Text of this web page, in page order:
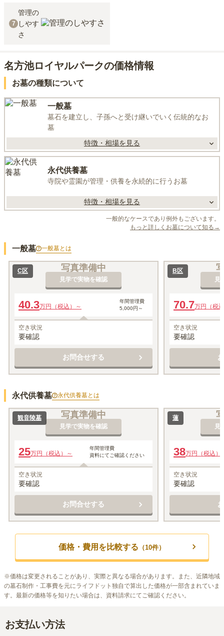
7
管理の
しやす
さ
名方池ロイヤルパークの価格情報
お墓の種類について
一般墓
墓石を建立し、子孫へと受け継いでいく伝統的なお
墓
特徴・相場を見る
永代供養墓
寺院や霊園が管理・供養を永続的に行うお墓
特徴・相場を見る
一般的なケースであり例外もございます。
もっと詳しくお墓について知る→
一般墓 一般墓とは
写真準備中
見学で実物を確認
C区
40.3万円（税込）～
年間管理費
5,000円～
空き状況
要確認
お問合せする
見
B区
70.7万円（税
空き状況
要確認
永代供養墓 永代供養墓とは
写真準備中
見学で実物を確認
観音陵墓
25万円（税込）～
年間管理費
資料にてご確認ください
空き状況
要確認
お問合せする
見
蓮
38万円（税込）
空き状況
要確認
価格・費用を比較する （10件）
※価格は変更されることがあり、実際と異なる場合があります。また、近隣地域
の墓石制作・工事費を元にライフドット独自で算出した価格が一部含まれていま
す。最新の価格等を知りたい場合は、資料請求にてご確認ください。
お支払い方法